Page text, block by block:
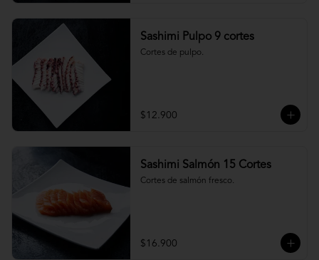
Sashimi Pulpo 9 cortes
Cortes de pulpo.
$12.900
Sashimi Salmón 15 Cortes
Cortes de salmón fresco.
$16.900